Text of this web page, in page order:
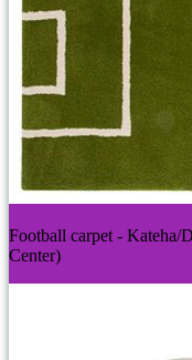
Football carpet - Kateha/
Center)